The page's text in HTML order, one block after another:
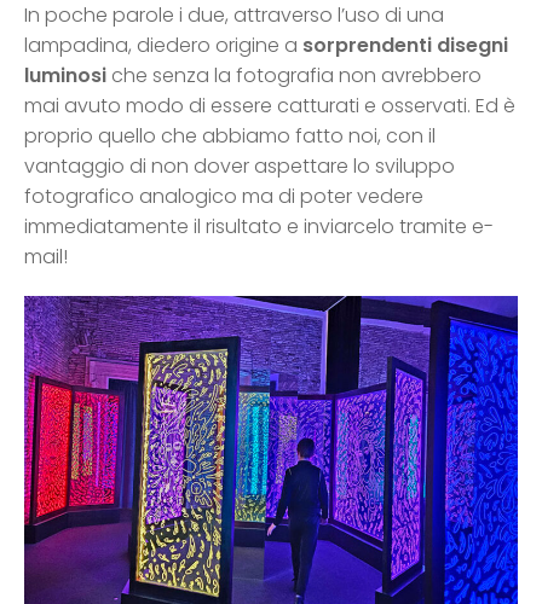
In poche parole i due, attraverso l’uso di una
lampadina, diedero origine a sorprendenti disegni
luminosi che senza la fotografia non avrebbero
mai avuto modo di essere catturati e osservati. Ed è
proprio quello che abbiamo fatto noi, con il
vantaggio di non dover aspettare lo sviluppo
fotografico analogico ma di poter vedere
immediatamente il risultato e inviarcelo tramite e-
mail!